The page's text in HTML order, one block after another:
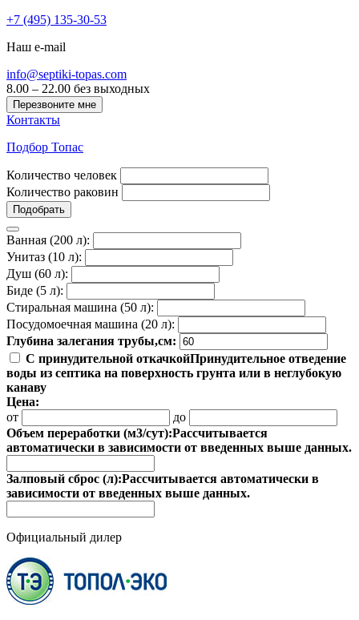
+7 (495) 135-30-53
Наш e-mail
info@septiki-topas.com
8.00 – 22.00 без выходных
Перезвоните мне
Контакты
Подбор Топас
Количество человек
Количество раковин
Подобрать
Ванная (200 л):
Унитаз (10 л):
Душ (60 л):
Биде (5 л):
Стиральная машина (50 л):
Посудомоечная машина (20 л):
Глубина залегания трубы,см:
С принудительной откачкойПринудительное отведение
воды из септика на поверхность грунта или в неглубокую
канаву
Цена:
от
до
Объем переработки (м3/сут):Рассчитывается
автоматически в зависимости от введенных выше данных.
Залповый сброс (л):Рассчитывается автоматически в
зависимости от введенных выше данных.
Официальный дилер